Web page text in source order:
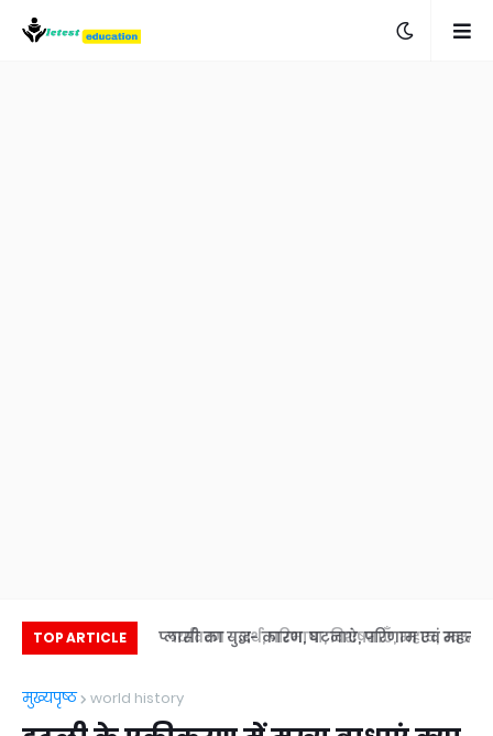
TOP ARTICLE
पर्यावरण - अर्थ, परिभाषा, विशेषताएँ, महत्व,
प्लासी का युद्ध- कारण, घटनाएं, परिणाम एवं महत्व
अर्थ, विशेषताएं, गुण
मुख्यपृष्ठ
world history